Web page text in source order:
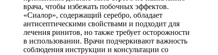
врача, чтобы избежать побочных эффектов.
«Сиалор», содержащий серебро, обладает
антисептическими свойствами и подходит для
лечения ринитов, но также требует осторожности
в использовании. Врачи подчеркивают важность
соблюдения инструкции и консультации со